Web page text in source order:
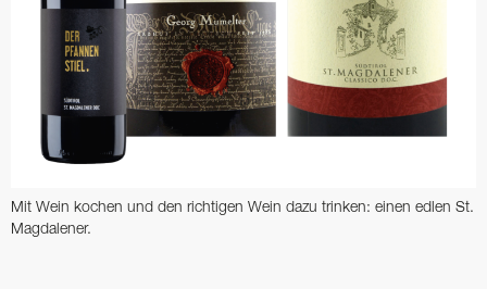
Mit Wein kochen und den richtigen Wein dazu trinken: einen edlen St.
Magdalener.